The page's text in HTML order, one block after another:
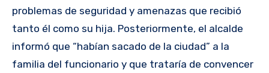
problemas de seguridad y amenazas que recibió
tanto él como su hija. Posteriormente, el alcalde
informó que “habían sacado de la ciudad” a la
familia del funcionario y que trataría de convencer